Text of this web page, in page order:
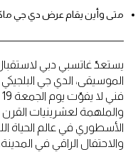
متى وأين يقام عرض دي جي
يستعدّ غاتسبي دبي لاستقبال
الموسيقى، الدي جي
والملهمة لعشرينيات
الأسطوري في عالم الحياة
والاحتفال الراقي في